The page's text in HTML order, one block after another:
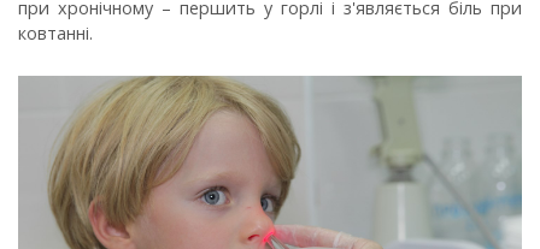
при хронічному – першить у горлі і з'являється біль при
ковтанні.